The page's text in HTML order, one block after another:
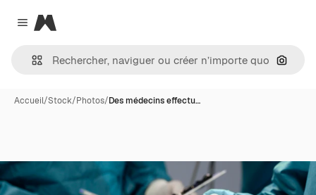
Close menu
Magnific
Accueil/Stock/Photos/Des médecins effectu…